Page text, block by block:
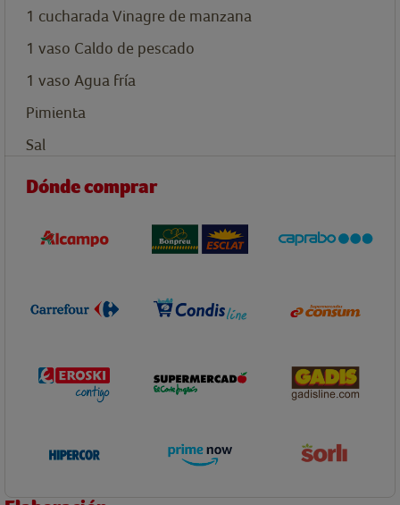
1 cucharada Vinagre de manzana
1 vaso Caldo de pescado
1 vaso Agua fría
Pimienta
Sal
Dónde comprar